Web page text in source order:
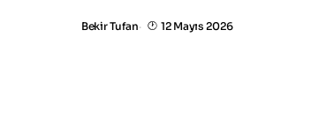
Bekir Tufan 12 Mayıs 2026